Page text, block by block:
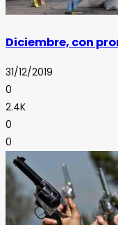
Diciembre, con
31/12/2019
0
2.4K
0
0